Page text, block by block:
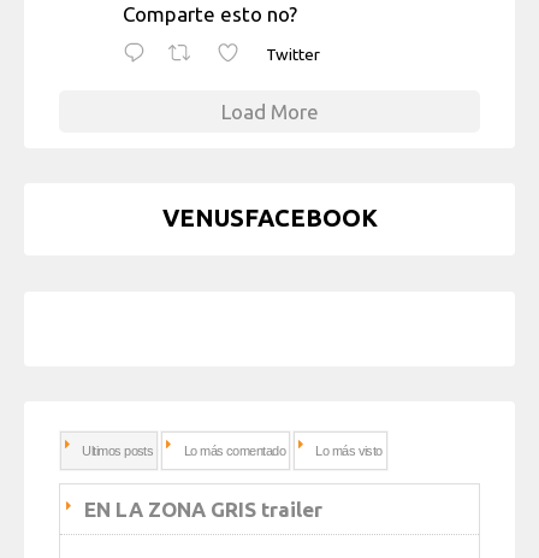
Comparte esto no?
Twitter
Load More
VENUSFACEBOOK
Ultimos posts Lo más comentado Lo más visto
EN LA ZONA GRIS trailer